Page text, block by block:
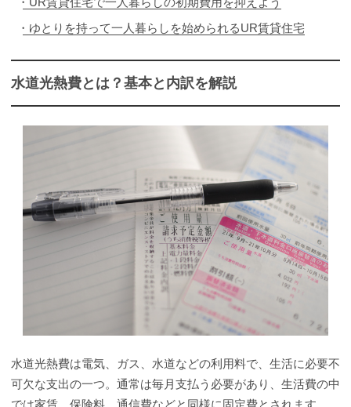
ゆとりを持って一人暮らしを始められるUR賃貸住宅
水道光熱費とは？基本と内訳を解説
水道光熱費は電気、ガス、水道などの利用料で、生活に必要不
可欠な支出の一つ。通常は毎月支払う必要があり、生活費の中